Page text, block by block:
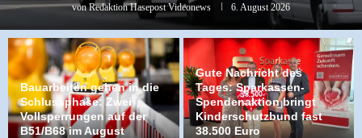
vonRedaktion Hasepost Videonews 6. August 2026
Bauarbeiten gehen in die
Schlussphase: Zwei
Vollsperrungen auf der
B51/B68 im August
Gute Nachricht des
Tages: Sparkassen-
Spendenaktion bringt
Kinderschutzbund fast
38.500 Euro